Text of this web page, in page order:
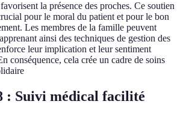
la présence des proches. Ce soutien
pour le moral du patient et pour le bon
Les membres de la famille peuvent
ainsi des techniques de gestion des
leur implication et leur sentiment
conséquence, cela crée un cadre de soins
: Suivi médical facilité